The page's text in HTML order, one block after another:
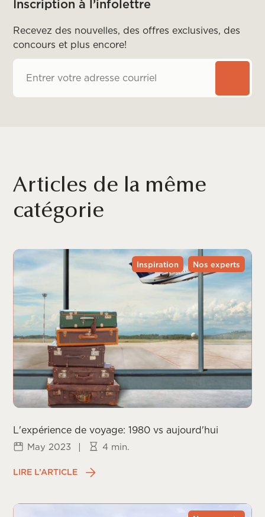
Inscription à l’infolettre
Recevez des nouvelles, des offres exclusives, des
concours et plus encore!
Articles de la même
catégorie
Inspiration Nos experts
L'expérience de voyage: 1980 vs aujourd'hui
May 2023 | 4 min.
LIRE L’ARTICLE